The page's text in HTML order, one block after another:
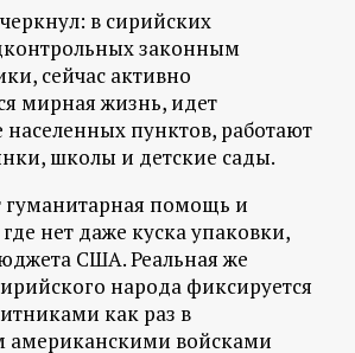
в сирийских
законным
сейчас активно
мирная жизнь, идет
пунктов, работают
школы и детские сады.
гуманитарная помощь и
нет даже куска упаковки,
США. Реальная же
народа фиксируется
как раз в
американскими войсками